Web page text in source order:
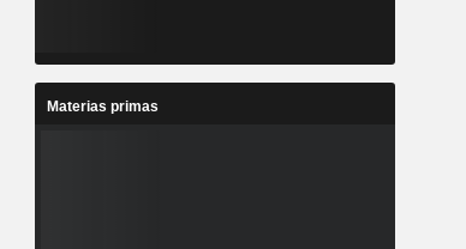
Materias primas